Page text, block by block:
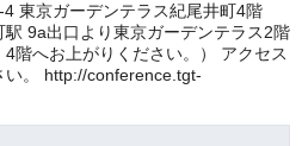
東京ガーデンテラス紀尾井町4階
駅 9a出口より東京ガーデンテラス2階
階へお上がりください。） アクセス
い。 http://conference.tgt-